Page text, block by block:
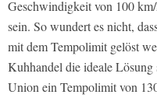
Geschwindigkeit von 100
sein. So wundert es nicht,
mit dem Tempolimit gelöst
Kuhhandel die ideale
Union ein Tempolimit von